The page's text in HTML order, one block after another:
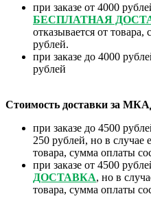
при заказе от 4000
БЕСПЛАТНАЯ
отказывается от
рублей.
при заказе до 4000
рублей
Стоимость доставки за
при заказе до 4500
250 рублей, но в случае
товара, сумма оплаты
при заказе от 4500
ДОСТАВКА, но в
товара, сумма оплаты